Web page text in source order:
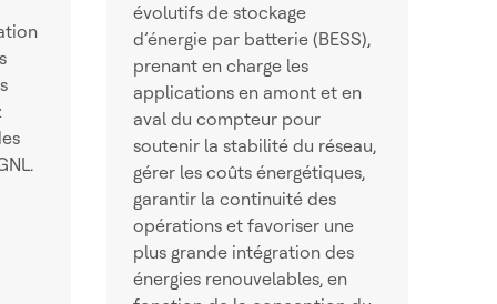
évolutifs de stockage
d’énergie par batterie (BESS),
prenant en charge les
applications en amont et en
aval du compteur pour
soutenir la stabilité du réseau,
gérer les coûts énergétiques,
garantir la continuité des
opérations et favoriser une
plus grande intégration des
énergies renouvelables, en